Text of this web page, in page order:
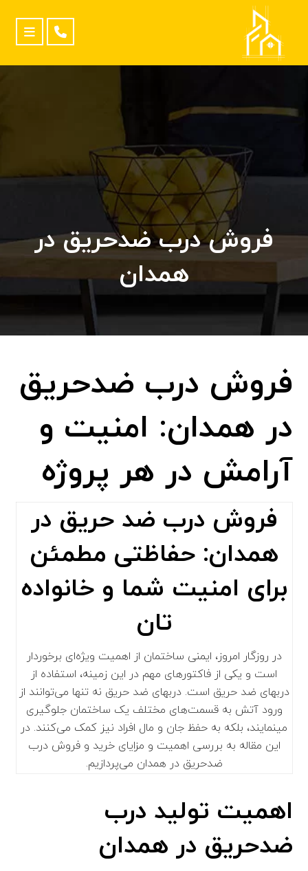
فروش درب ضدحریق در
همدان
فروش درب ضدحریق
در همدان: امنیت و
آرامش در هر پروژه
فروش درب ضد حریق در
همدان: حفاظتی مطمئن
برای امنیت شما و خانواده
تان
در روزگار امروز، ایمنی ساختمان از اهمیت ویژه‌ای برخوردار
است و یکی از فاکتورهای مهم در این زمینه، استفاده از
دربهای ضد حریق است. دربهای ضد حریق نه تنها می‌توانند از
ورود آتش به قسمت‌های مختلف یک ساختمان جلوگیری
مینمایند، بلکه به حفظ جان و مال افراد نیز کمک می‌کنند. در
این مقاله به بررسی اهمیت و مزایای خرید و فروش درب
ضدحریق در همدان می‌پردازیم.
اهمیت تولید درب
ضدحریق در همدان